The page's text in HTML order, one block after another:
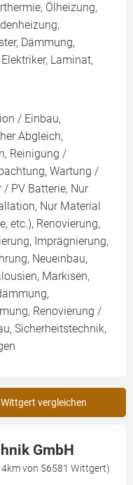
Ölheizung,
Dämmung,
Laminat,
/ Einbau,
Abgleich,
Reinigung /
Wartung /
PV Batterie, Nur
Nur Material
etc.), Renovierung,
Imprägnierung,
Neueinbau,
Markisen,
Renovierung /
Sicherheitstechnik,
vergleichen
GmbH
von 56581 Wittgert)